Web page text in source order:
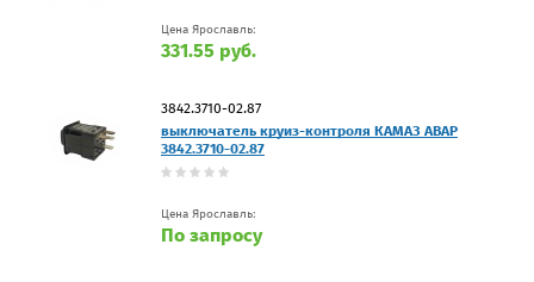
Цена Ярославль:
331.55 руб.
3842.3710-02.87
выключатель круиз-контроля КАМАЗ АВАР
3842.3710-02.87
Цена Ярославль:
По запросу